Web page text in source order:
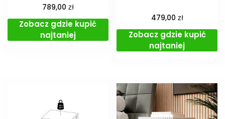
789,00 zł
Zobacz gdzie kupić
najtaniej
479,00 zł
Zobacz gdzie kupić
najtaniej